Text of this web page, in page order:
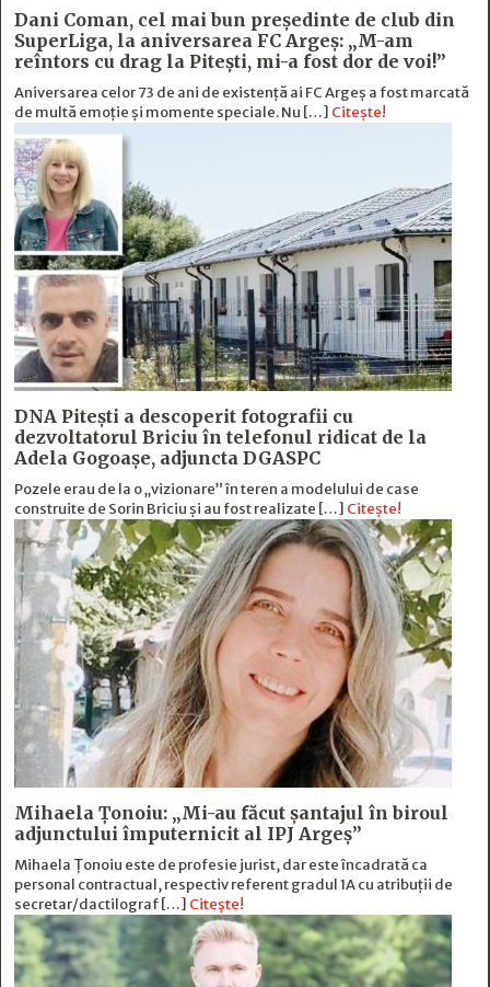
Dani Coman, cel mai bun preşedinte de club din
SuperLiga, la aniversarea FC Argeş: „M-am
reîntors cu drag la Piteşti, mi-a fost dor de voi!”
Aniversarea celor 73 de ani de existență ai FC Argeș a fost marcată
de multă emoție şi momente speciale. Nu […] Citește!
DNA Piteşti a descoperit fotografii cu
dezvoltatorul Briciu în telefonul ridicat de la
Adela Gogoaşe, adjuncta DGASPC
Pozele erau de la o „vizionare” în teren a modelului de case
construite de Sorin Briciu şi au fost realizate […] Citește!
Mihaela Ţonoiu: „Mi-au făcut şantajul în biroul
adjunctului împuternicit al IPJ Argeş”
Mihaela Ţonoiu este de profesie jurist, dar este încadrată ca
personal contractual, respectiv referent gradul 1A cu atribuții de
secretar/dactilograf […] Citește!